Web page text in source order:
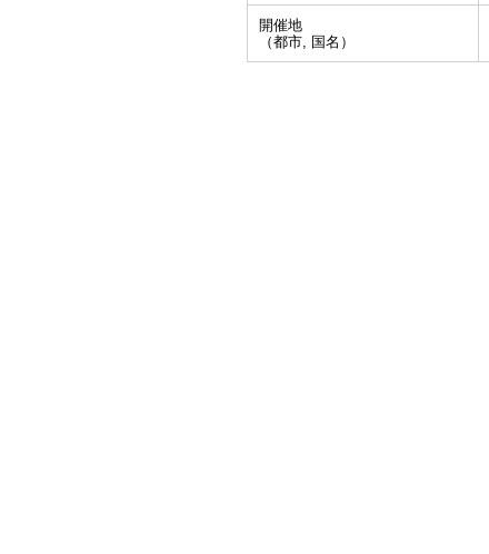
開催地
（都市, 国名）